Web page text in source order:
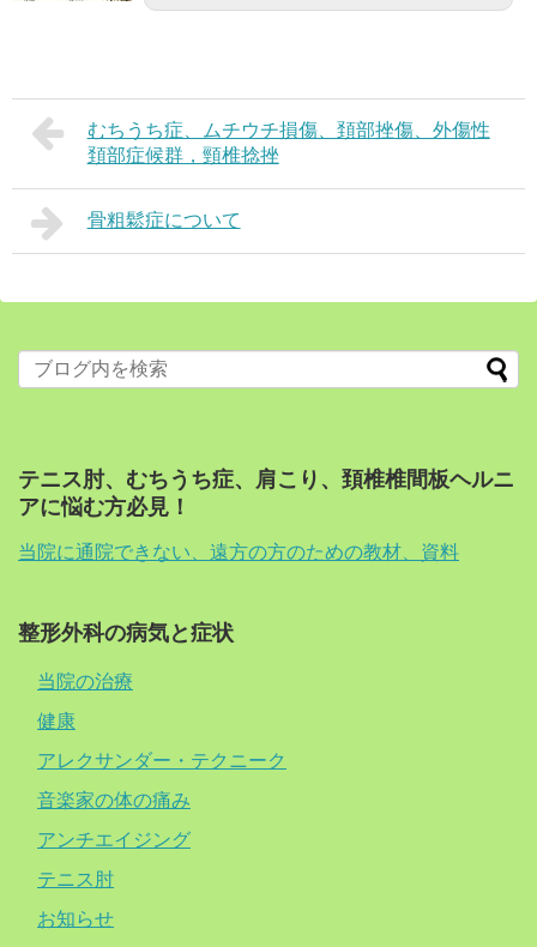
むちうち症、ムチウチ損傷、頚部挫傷、外傷性
頚部症候群，頸椎捻挫
骨粗鬆症について
テニス肘、むちうち症、肩こり、頚椎椎間板ヘルニ
アに悩む方必見！
当院に通院できない、遠方の方のための教材、資料
整形外科の病気と症状
当院の治療
健康
アレクサンダー・テクニーク
音楽家の体の痛み
アンチエイジング
テニス肘
お知らせ